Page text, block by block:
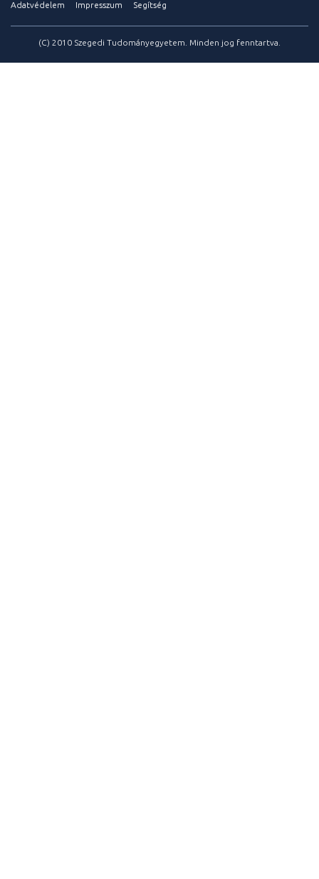
Adatvédelem Impresszum Segítség
(C) 2010 Szegedi Tudományegyetem. Minden jog fenntartva.